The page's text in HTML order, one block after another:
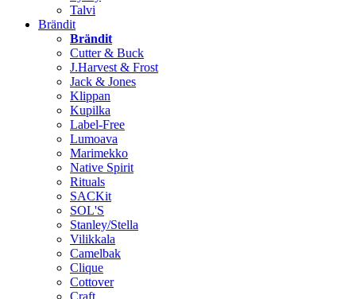
Talvi
Brändit
Brändit
Cutter & Buck
J.Harvest & Frost
Jack & Jones
Klippan
Kupilka
Label-Free
Lumoava
Marimekko
Native Spirit
Rituals
SACKit
SOL'S
Stanley/Stella
Vilikkala
Camelbak
Clique
Cottover
Craft